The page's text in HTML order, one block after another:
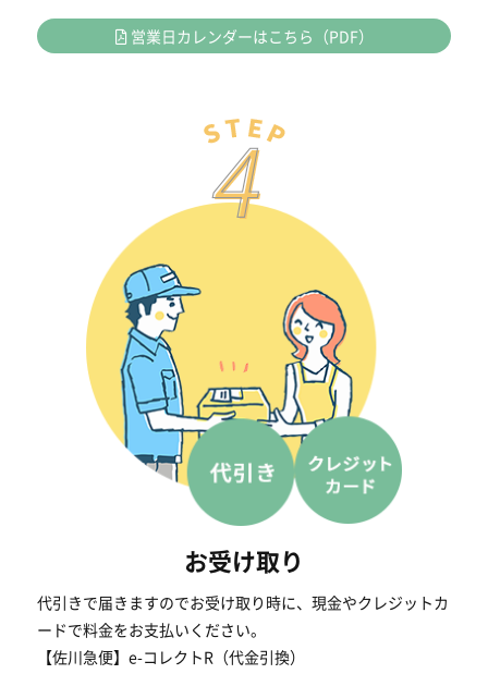
営業日カレンダーはこちら（PDF）
お受け取り
代引きで届きますのでお受け取り時に、現金やクレジットカ
ードで料金をお支払いください。
【佐川急便】e-コレクトR（代金引換）